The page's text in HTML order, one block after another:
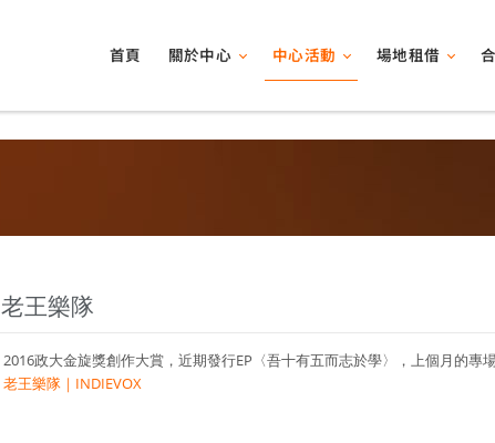
首頁 關於中心 中心活動 場地租借
老王樂隊
2016政大金旋獎創作大賞，近期發行EP〈吾十有五而志於學〉，上個月的專
老王樂隊｜INDIEVOX